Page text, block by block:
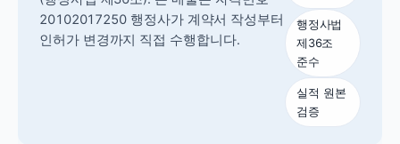
20102017250 행정사가 계약서 작성부터
인허가 변경까지 직접 수행합니다.
행정사법
제36조
준수
실적 원본
검증